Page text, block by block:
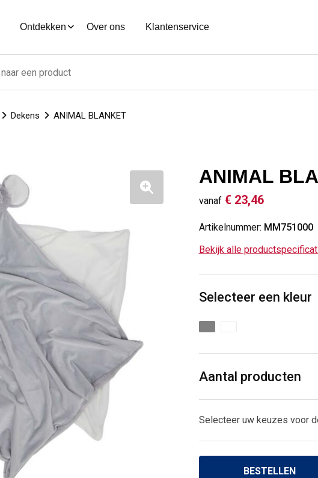
Ontdekken Over ons Klantenservice
Dekens ANIMAL BLANKET
ANIMAL
vanaf € 23,46
Artikelnummer: MM751000
Bekijk alle
Selecteer een kleur
Aantal producten
Selecteer uw keuzes voor
BESTELLEN